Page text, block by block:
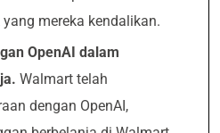
mereka kendalikan.
OpenAI dalam
Walmart telah
dengan OpenAI,